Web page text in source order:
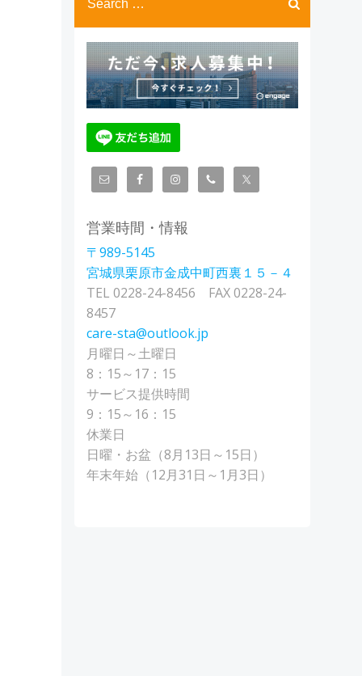
for:
営業時間・情報
〒989-5145
宮城県栗原市金成中町西裏１５－４
TEL 0228-24-8456 FAX 0228-24-
8457
care-sta@outlook.jp
月曜日～土曜日
8：15～17：15
サービス提供時間
9：15～16：15
休業日
日曜・お盆（8月13日～15日）
年末年始（12月31日～1月3日）